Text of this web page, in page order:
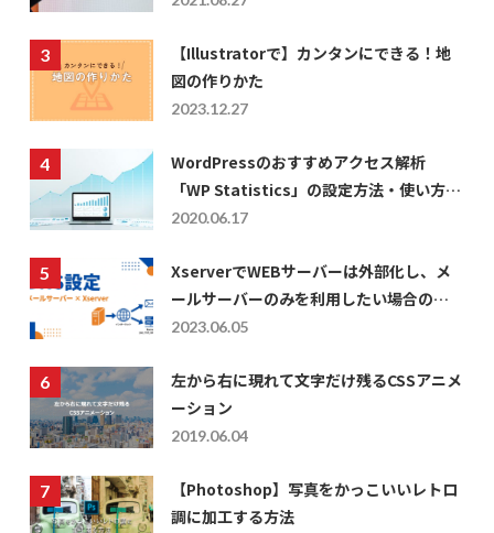
【Illustratorで】カンタンにできる！地
図の作りかた
2023.12.27
WordPressのおすすめアクセス解析
「WP Statistics」の設定方法・使い方に
ついて
2020.06.17
XserverでWEBサーバーは外部化し、メ
ールサーバーのみを利用したい場合の
DNS設定
2023.06.05
左から右に現れて文字だけ残るCSSアニメ
ーション
2019.06.04
【Photoshop】写真をかっこいいレトロ
調に加工する方法